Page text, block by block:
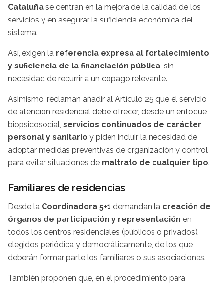
Cataluña se centran en la mejora de la calidad de los
servicios y en asegurar la suficiencia económica del
sistema.
Así, exigen la referencia expresa al fortalecimiento
y suficiencia de la financiación pública, sin
necesidad de recurrir a un copago relevante.
Asimismo, reclaman añadir al Artículo 25 que el servicio
de atención residencial debe ofrecer, desde un enfoque
biopsicosocial, servicios continuados de carácter
personal y sanitario y piden incluir la necesidad de
adoptar medidas preventivas de organización y control
para evitar situaciones de maltrato de cualquier tipo.
Familiares de residencias
Desde la Coordinadora 5+1 demandan la creación de
órganos de participación y representación en
todos los centros residenciales (públicos o privados),
elegidos periódica y democráticamente, de los que
deberán formar parte los familiares o sus asociaciones.
También proponen que, en el procedimiento para